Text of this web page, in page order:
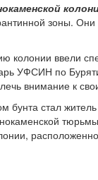
зоны.
колонии ввели
УФСИН по
внимание к
стал